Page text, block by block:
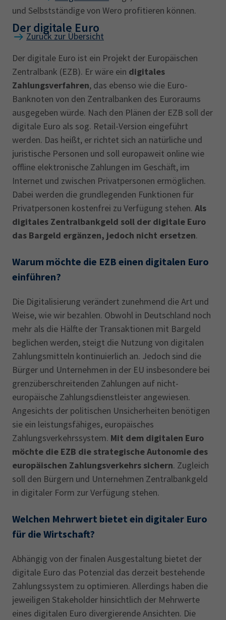
und Selbstständige von Wero profitieren können.
Zurück zur Übersicht
Der digitale Euro
Der digitale Euro ist ein Projekt der Europäischen
Zentralbank (EZB). Er wäre ein digitales
Zahlungsverfahren, das ebenso wie die Euro-
Banknoten von den Zentralbanken des Euroraums
ausgegeben würde. Nach den Plänen der EZB soll der
digitale Euro als sog. Retail-Version eingeführt
werden. Das heißt, er richtet sich an natürliche und
juristische Personen und soll europaweit online wie
offline elektronische Zahlungen im Geschäft, im
Internet und zwischen Privatpersonen ermöglichen.
Dabei werden die grundlegenden Funktionen für
Privatpersonen kostenfrei zu Verfügung stehen. Als
digitales Zentralbankgeld soll der digitale Euro
das Bargeld ergänzen, jedoch nicht ersetzen.
Warum möchte die EZB einen digitalen Euro
einführen?
Die Digitalisierung verändert zunehmend die Art und
Weise, wie wir bezahlen. Obwohl in Deutschland noch
mehr als die Hälfte der Transaktionen mit Bargeld
beglichen werden, steigt die Nutzung von digitalen
Zahlungsmitteln kontinuierlich an. Jedoch sind die
Bürger und Unternehmen in der EU insbesondere bei
grenzüberschreitenden Zahlungen auf nicht-
europäische Zahlungsdienstleister angewiesen.
Angesichts der politischen Unsicherheiten benötigen
sie ein leistungsfähiges, europäisches
Zahlungsverkehrssystem. Mit dem digitalen Euro
möchte die EZB die strategische Autonomie des
europäischen Zahlungsverkehrs sichern. Zugleich
soll den Bürgern und Unternehmen Zentralbankgeld
in digitaler Form zur Verfügung stehen.
Welchen Mehrwert bietet ein digitaler Euro
für die Wirtschaft?
Abhängig von der finalen Ausgestaltung bietet der
digitale Euro das Potenzial das derzeit bestehende
Zahlungssystem zu optimieren. Allerdings haben die
jeweiligen Stakeholder hinsichtlich der Mehrwerte
eines digitalen Euro divergierende Ansichten. Die